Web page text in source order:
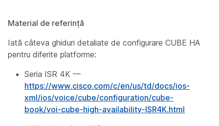
Material de referință
Iată câteva ghiduri detaliate de configurare CUBE HA
pentru diferite platforme:
Seria ISR 4K —
https://www.cisco.com/c/en/us/td/docs/ios-
xml/ios/voice/cube/configuration/cube-
book/voi-cube-high-availability-ISR4K.html